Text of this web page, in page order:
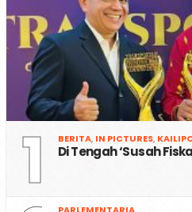
1 BERITA, IN PICTURES,
Di Tengah ‘Susah
PARLEMENTARIA